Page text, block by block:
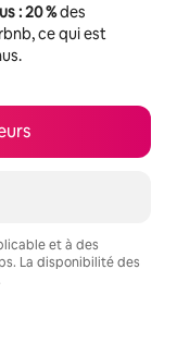
: 20 %des
ce qui est
et à des
La disponibilité des